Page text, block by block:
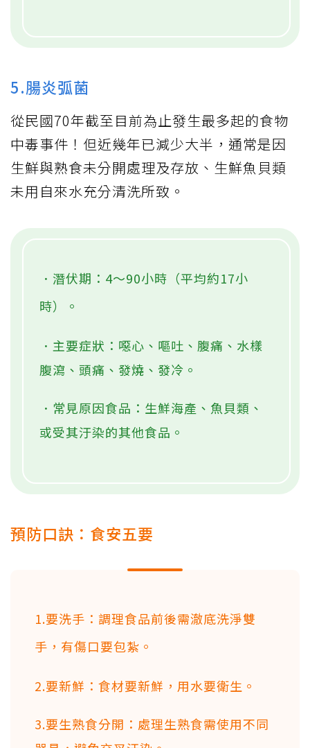
5.腸炎弧菌
從民國70年截至目前為止發生最多起的食物
中毒事件！但近幾年已減少大半，通常是因
生鮮與熟食未分開處理及存放、生鮮魚貝類
未用自來水充分清洗所致。
．潛伏期：4～90小時（平均約17小
時）。
．主要症狀：噁心、嘔吐、腹痛、水樣
腹瀉、頭痛、發燒、發冷。
．常見原因食品：生鮮海產、魚貝類、
或受其汙染的其他食品。
預防口訣：食安五要
1.要洗手：調理食品前後需澈底洗淨雙
手，有傷口要包紮。
2.要新鮮：食材要新鮮，用水要衛生。
3.要生熟食分開：處理生熟食需使用不同